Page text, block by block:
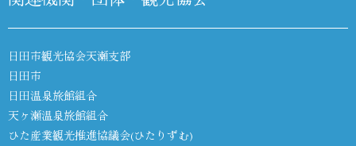
日田市観光協会天瀬支部
日田市
日田温泉旅館組合
天ヶ瀬温泉旅館組合
ひた産業観光推進協議会(ひたりずむ)